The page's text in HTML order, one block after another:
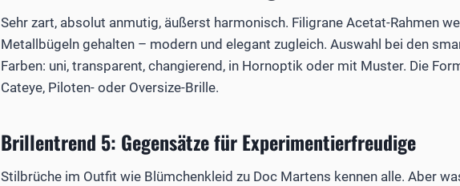
Sehr zart, absolut anmutig, äußerst harmonisch. Filigrane Acetat-Rahmen
Metallbügeln gehalten – modern und elegant zugleich. Auswahl bei den
Farben: uni, transparent, changierend, in Hornoptik oder mit Muster. Die
Cateye, Piloten- oder Oversize-Brille.
Brillentrend 5: Gegensätze für Experimentierfreudige
Stilbrüche im Outfit wie Blümchenkleid zu Doc Martens kennen alle. Aber